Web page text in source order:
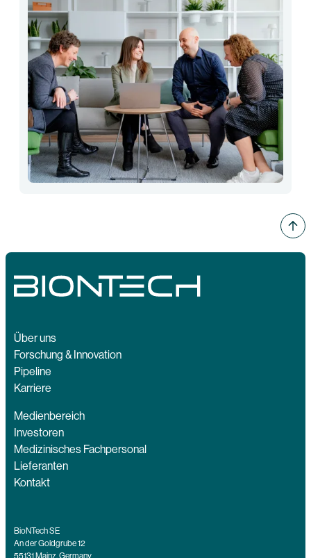
Über uns
Forschung & Innovation
Pipeline
Karriere
Medienbereich
Investoren
Medizinisches Fachpersonal
Lieferanten
Kontakt
BioNTech SE
An der Goldgrube 12